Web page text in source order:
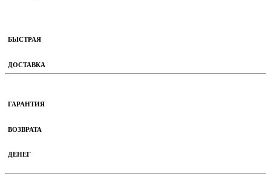
БЫСТРАЯ
ДОСТАВКА
ГАРАНТИЯ
ВОЗВРАТА
ДЕНЕГ